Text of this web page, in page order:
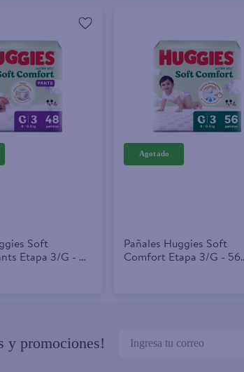
Soft
Etapa 3/G - 48
Pañales Huggies Soft
Comfort Etapa 3/G - 56
y promociones!